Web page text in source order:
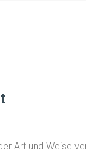
Art und Weise